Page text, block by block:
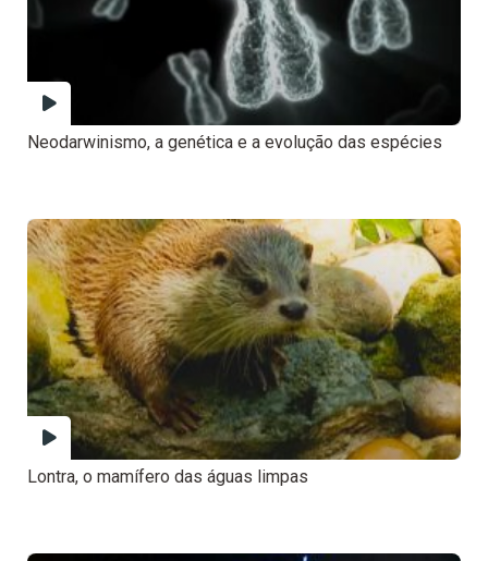
Neodarwinismo, a genética e a evolução das espécies
Lontra, o mamífero das águas limpas